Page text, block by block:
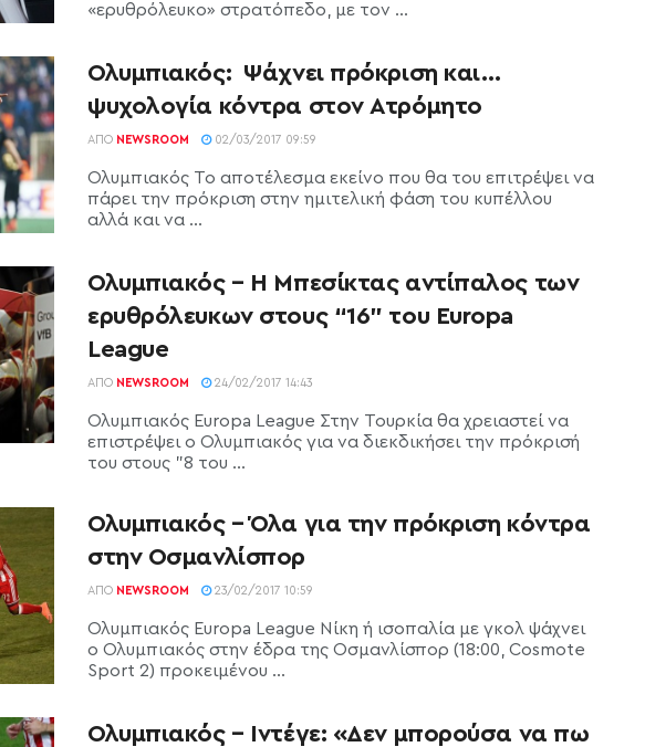
«ερυθρόλευκο» στρατόπεδο, με τον ...
Ολυμπιακός: Ψάχνει πρόκριση και…
ψυχολογία κόντρα στον Ατρόμητο
ΑΠΌ NEWSROOM 02/03/2017 09:59
Ολυμπιακός Το αποτέλεσμα εκείνο που θα του επιτρέψει να
πάρει την πρόκριση στην ημιτελική φάση του κυπέλλου
αλλά και να ...
Ολυμπιακός – Η Μπεσίκτας αντίπαλος των
ερυθρόλευκων στους “16” του Europa
League
ΑΠΌ NEWSROOM 24/02/2017 14:43
Ολυμπιακός Europa League Στην Τουρκία θα χρειαστεί να
επιστρέψει ο Ολυμπιακός για να διεκδικήσει την πρόκρισή
του στους "8 του ...
Ολυμπιακός – Όλα για την πρόκριση κόντρα
στην Οσμανλίσπορ
ΑΠΌ NEWSROOM 23/02/2017 10:59
Ολυμπιακός Europa League Νίκη ή ισοπαλία με γκολ ψάχνει
ο Ολυμπιακός στην έδρα της Οσμανλίσπορ (18:00, Cosmote
Sport 2) προκειμένου ...
Ολυμπιακός – Ιντέγε: «Δεν μπορούσα να πω